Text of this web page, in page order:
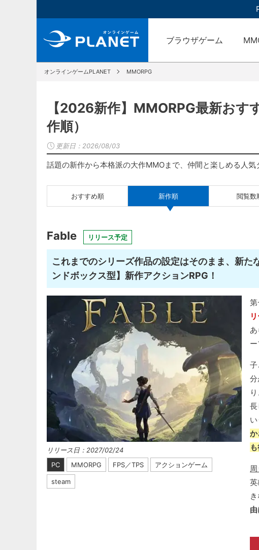
ブラウザゲーム
オンラインゲームPLANET MMORPG
【2026新作】MMORPG最新お
作順）
更新日： 2026/08/03
話題の新作から本格派の大作MMOまで、仲間と楽しめる人気
おすすめ順 新作順 閲覧数
Fable リリース予定
これまでのシリーズ作品の設定はそのまま、新
ンドボックス型】新作アクションRPG！
リリース日：2027/02/24
PC
MMORPG FPS／TPS アクションゲーム
steam